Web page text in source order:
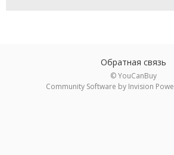
Обратная связь
© YouCanBuy
Community Software by Invision